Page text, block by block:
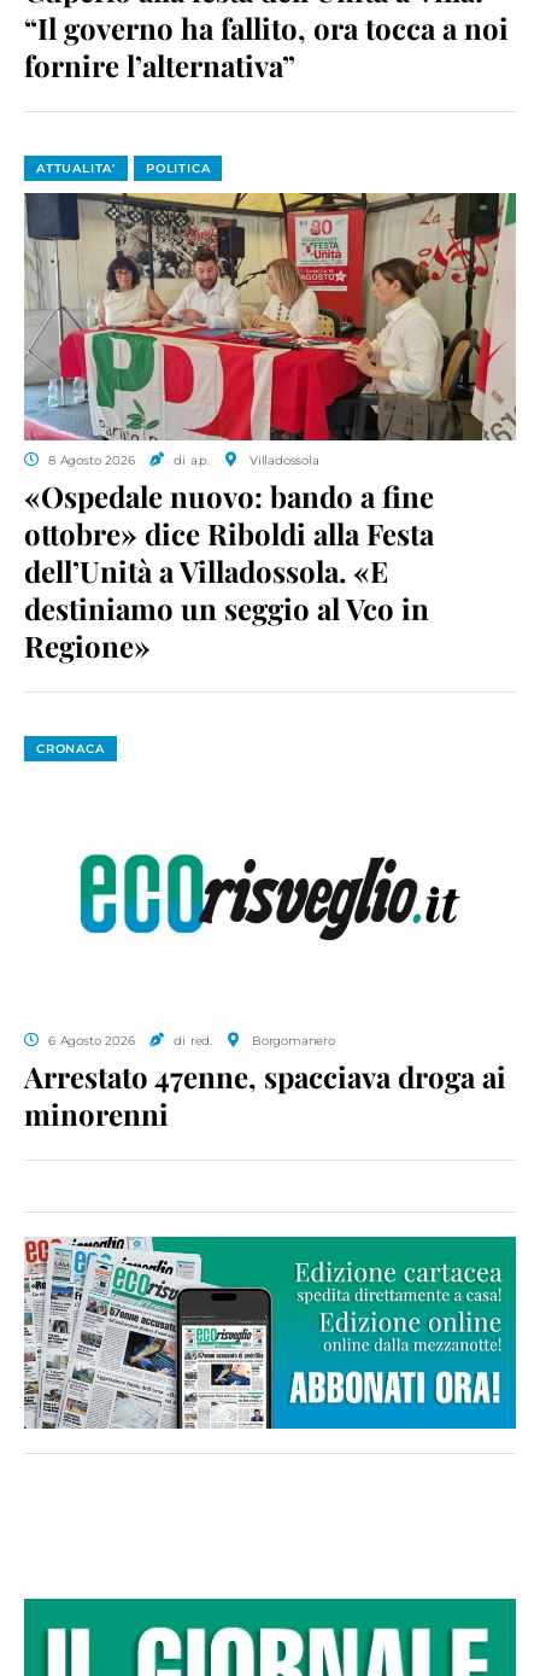
“Il governo ha fallito, ora tocca a noi
fornire l’alternativa”
ATTUALITA' POLITICA
8 Agosto 2026 di a.p. Villadossola
«Ospedale nuovo: bando a fine
ottobre» dice Riboldi alla Festa
dell’Unità a Villadossola. «E
destiniamo un seggio al Vco in
Regione»
CRONACA
6 Agosto 2026 di red. Borgomanero
Arrestato 47enne, spacciava droga ai
minorenni